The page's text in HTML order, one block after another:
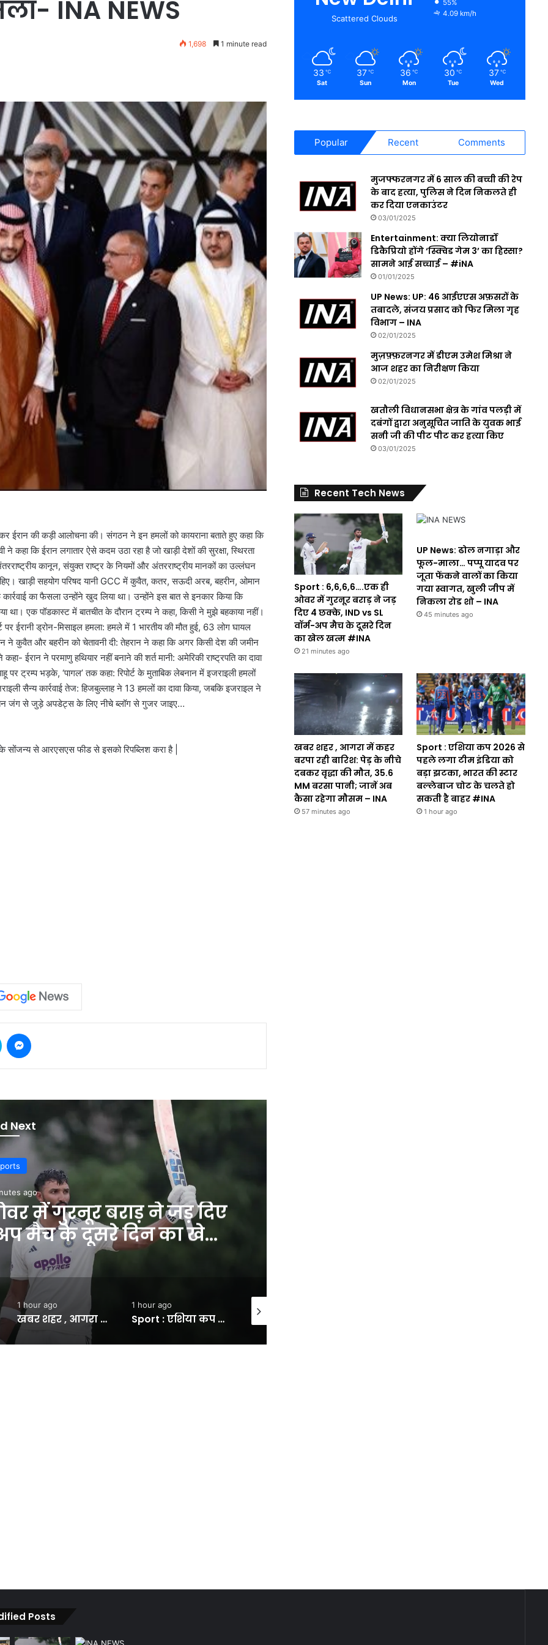
INA NEWS
1,698 1 minute read
ईरान की कड़ी आलोचना की। संगठन ने इन हमलों को कायराना बताते हुए कहा कि
कि ईरान लगातार ऐसे कदम उठा रहा है जो खाड़ी देशों की सुरक्षा, स्थिरता
कानून, संयुक्त राष्ट्र के नियमों और अंतरराष्ट्रीय मानकों का उल्लंघन
खाड़ी सहयोग परिषद यानी GCC में कुवैत, कतर, सऊदी अरब, बहरीन, ओमान
का फैसला उन्होंने खुद लिया था। उन्होंने इस बात से इनकार किया कि
था। एक पॉडकास्ट में बातचीत के दौरान ट्रम्प ने कहा, किसी ने मुझे बहकाया नहीं।
ड्रोन-मिसाइल हमला: हमले में 1 भारतीय की मौत हुई, 63 लोग घायल
ने कुवैत और बहरीन को चेतावनी दी: तेहरान ने कहा कि अगर किसी देश की जमीन
ईरान ने परमाणु हथियार नहीं बनाने की शर्त मानी: अमेरिकी राष्ट्रपति का दावा
पर ट्रम्प भड़के, ‘पागल’ तक कहा: रिपोर्ट के मुताबिक लेबनान में इजराइली हमलों
सैन्य कार्रवाई तेज: हिजबुल्लाह ने 13 हमलों का दावा किया, जबकि इजराइल ने
जंग से जुड़े अपडेट्स के लिए नीचे ब्लॉग से गुजर जाइए…
से आरएसएस फीड से इसको रिपब्लिश करा है |
Next
ago
में गुरनूर बराड़ ने जड़ दिए
मैच के दूसरे दिन का खेल
#INA
1 hour ago
खबर शहर , आगरा में कहर बरपा रही बारिश: पेड़ के नीचे दबकर वृद्धा की माैत, 35.6 MM बरसा पानी; जानें अब कैसा रहेगा माैसम – INA
1 hour ago
Sport : एशिया कप 2026 से पहले लगा टीम इंडिया को बड़ा झटका, भारत की स्टार बल्लेबाज चोट के चलते हो सकती है बाहर #INA
Scattered Clouds
55%
4.09 km/h
33 ℃
Sat
37 ℃
Sun
36 ℃
Mon
30 ℃
Tue
37 ℃
Wed
Popular Recent Comments
मुजफ्फरनगर में 6 साल की बच्ची की रेप
के बाद हत्या, पुलिस ने दिन निकलते ही
कर दिया एनकाउंटर
03/01/2025
Entertainment: क्या लियोनार्डो
डिकैप्रियो होंगे ‘स्क्विड गेम 3’ का हिस्सा?
सामने आई सच्चाई – #iNA
01/01/2025
UP News: UP: 46 आईएएस अफ़सरों के
तबादले, संजय प्रसाद को फिर मिला गृह
विभाग – INA
02/01/2025
मुज़फ़्फ़रनगर में डीएम उमेश मिश्रा ने
आज शहर का निरीक्षण किया
02/01/2025
खतौली विधानसभा क्षेत्र के गांव पलड़ी में
दबंगों द्वारा अनुसूचित जाति के युवक भाई
सनी जी की पीट पीट कर हत्या किए
03/01/2025
Recent Tech News
Sport : 6,6,6,6….एक ही
ओवर में गुरनूर बराड़ ने जड़
दिए 4 छक्के, IND vs SL
वॉर्म-अप मैच के दूसरे दिन
का खेल खत्म #INA
21 minutes ago
UP News: ढोल नगाड़ा और
फूल-माला… पप्पू यादव पर
जूता फेंकने वालों का किया
गया स्वागत, खुली जीप में
निकला रोड शो – INA
45 minutes ago
खबर शहर , आगरा में कहर
बरपा रही बारिश: पेड़ के नीचे
दबकर वृद्धा की माैत, 35.6
MM बरसा पानी; जानें अब
कैसा रहेगा माैसम – INA
57 minutes ago
Sport : एशिया कप 2026 से
पहले लगा टीम इंडिया को
बड़ा झटका, भारत की स्टार
बल्लेबाज चोट के चलते हो
सकती है बाहर #INA
1 hour ago
Posts